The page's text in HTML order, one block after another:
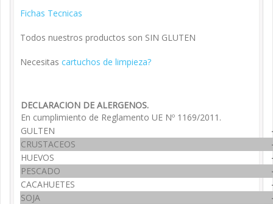
Fichas Tecnicas
Todos nuestros productos son SIN GLUTEN
Necesitas cartuchos de limpieza?
DECLARACION DE ALERGENOS.
En cumplimiento de Reglamento UE Nº 1169/2011.
GULTEN
CRUSTACEOS
HUEVOS
PESCADO
CACAHUETES
SOJA